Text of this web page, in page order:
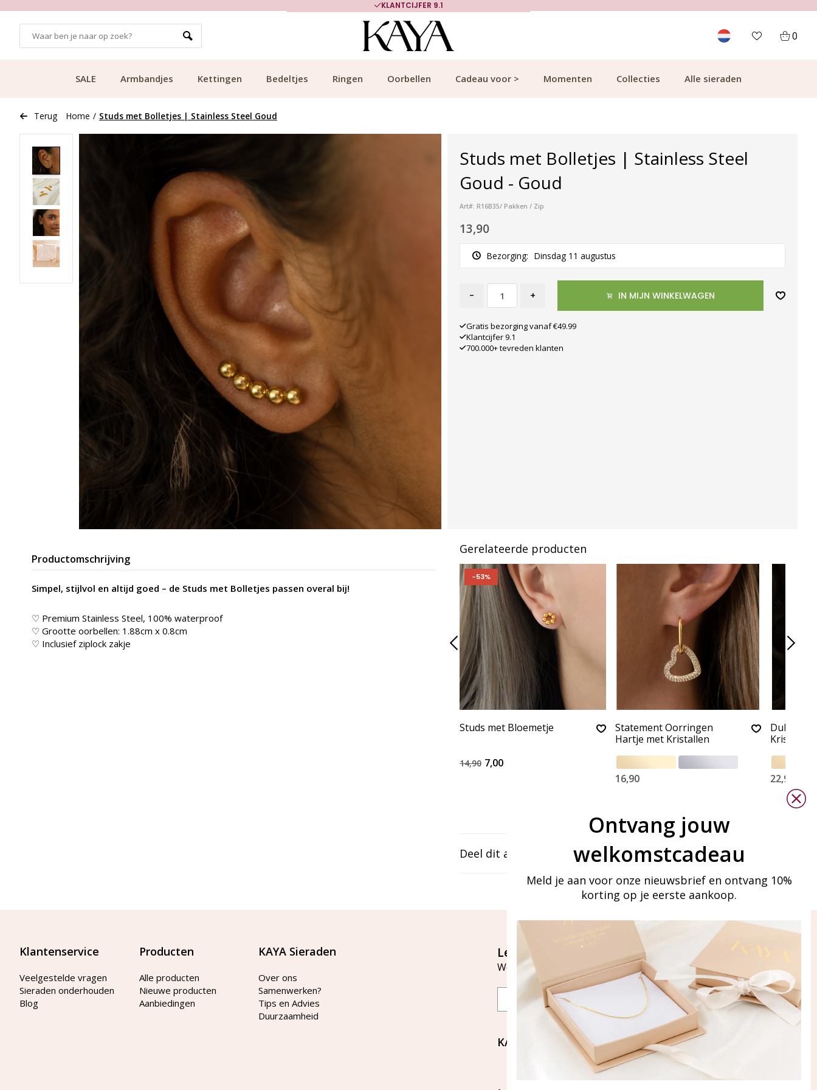
KLANTCIJFER 9.1
0
SALE Armbandjes Kettingen Bedeltjes Ringen Oorbellen Cadeau voor > Momenten Collecties Alle sieraden
Terug Home / Studs met Bolletjes | Stainless Steel Goud
Studs met Bolletjes | Stainless Steel
Goud - Goud
Art#: R16B35/ Pakken / Zip
13,90
Bezorging: Dinsdag 11 augustus
- + IN MIJN WINKELWAGEN
Gratis bezorging vanaf €49.99
Klantcijfer 9.1
700.000+ tevreden klanten
Productomschrijving
Simpel, stijlvol en altijd goed – de Studs met Bolletjes passen overal bij!
♡ Premium Stainless Steel, 100% waterproof
♡ Grootte oorbellen: 1.88cm x 0.8cm
♡ Inclusief ziplock zakje
Gerelateerde producten
-53%
Studs met Bloemetje
14,90 7,00
Statement Oorringen
Hartje met Kristallen
16,90
Dubbele
Kristallen
22,90
Deel dit artikel
Klantenservice
Veelgestelde vragen
Sieraden onderhouden
Blog
Producten
Alle producten
Nieuwe producten
Aanbiedingen
KAYA Sieraden
Over ons
Samenwerken?
Tips en Advies
Duurzaamheid
Let's stay in touch
Word lid van onze mailinglijst
KAYA Sieraden
Bellen of WhatsApp Ma-Vr
tussen 09:00-17:00
Ontvang jouw
welkomstcadeau
Meld je aan voor onze nieuwsbrief en ontvang 10%
korting op je eerste aankoop.